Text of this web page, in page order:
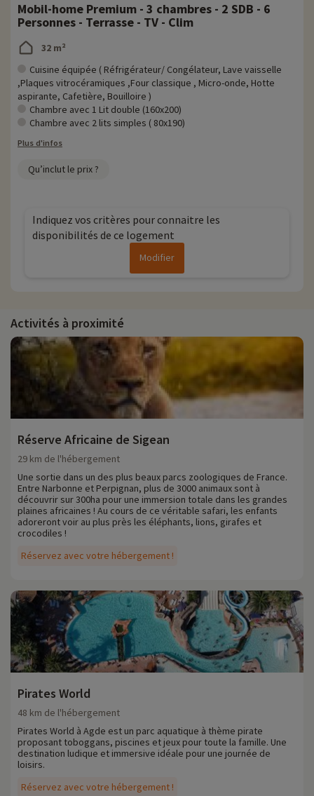
Mobil-home Premium - 3 chambres - 2 SDB - 6
Personnes - Terrasse - TV - Clim
32 m²
Cuisine équipée ( Réfrigérateur/ Congélateur, Lave vaisselle
,Plaques vitrocéramiques ,Four classique , Micro-onde, Hotte
aspirante, Cafetière, Bouilloire )
Chambre avec 1 Lit double (160x200)
Chambre avec 2 lits simples ( 80x190)
Plus d'infos
Qu’inclut le prix ?
Indiquez vos critères pour connaitre les
disponibilités de ce logement
Modifier
Activités à proximité
Réserve Africaine de Sigean
Réservez avec votre hébergement !
29 km de l'hébergement
Une sortie dans un des plus beaux parcs zoologiques de France.
Entre Narbonne et Perpignan, plus de 3000 animaux sont à
découvrir sur 300ha pour une immersion totale dans les grandes
plaines africaines ! Au cours de ce véritable safari, les enfants
adoreront voir au plus près les éléphants, lions, girafes et
crocodiles !
Pirates World
Réservez avec votre hébergement !
48 km de l'hébergement
Pirates World à Agde est un parc aquatique à thème pirate
proposant toboggans, piscines et jeux pour toute la famille. Une
destination ludique et immersive idéale pour une journée de
loisirs.